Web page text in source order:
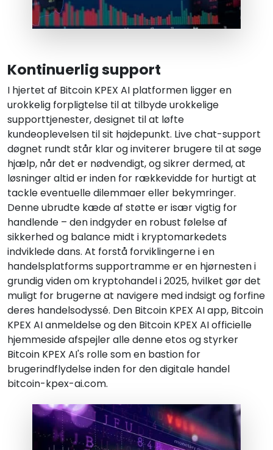
Kontinuerlig support
I hjertet af Bitcoin KPEX AI platformen ligger en
urokkelig forpligtelse til at tilbyde urokkelige
supporttjenester, designet til at løfte
kundeoplevelsen til sit højdepunkt. Live chat-support
døgnet rundt står klar og inviterer brugere til at søge
hjælp, når det er nødvendigt, og sikrer dermed, at
løsninger altid er inden for rækkevidde for hurtigt at
tackle eventuelle dilemmaer eller bekymringer.
Denne ubrudte kæde af støtte er især vigtig for
handlende – den indgyder en robust følelse af
sikkerhed og balance midt i kryptomarkedets
indviklede dans. At forstå forviklingerne i en
handelsplatforms supportramme er en hjørnesten i
grundig viden om kryptohandel i 2025, hvilket gør det
muligt for brugerne at navigere med indsigt og forfine
deres handelsodyssé. Den Bitcoin KPEX AI app, Bitcoin
KPEX AI anmeldelse og den Bitcoin KPEX AI officielle
hjemmeside afspejler alle denne etos og styrker
Bitcoin KPEX AI's rolle som en bastion for
brugerindflydelse inden for den digitale handel
bitcoin-kpex-ai.com.